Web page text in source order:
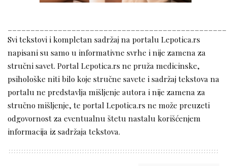
Svi tekstovi i kompletan sadržaj na portalu Lepotica.rs
napisani su samo u informativne svrhe i nije zamena za
stručni savet. Portal Lepotica.rs ne pruža medicinske,
psihološke niti bilo koje stručne savete i sadržaj tekstova na
portalu ne predstavlja mišljenje autora i nije zamena za
stručno mišljenje, te portal Lepotica.rs ne može preuzeti
odgovornost za eventualnu štetu nastalu korišćenjem
informacija iz sadržaja tekstova.